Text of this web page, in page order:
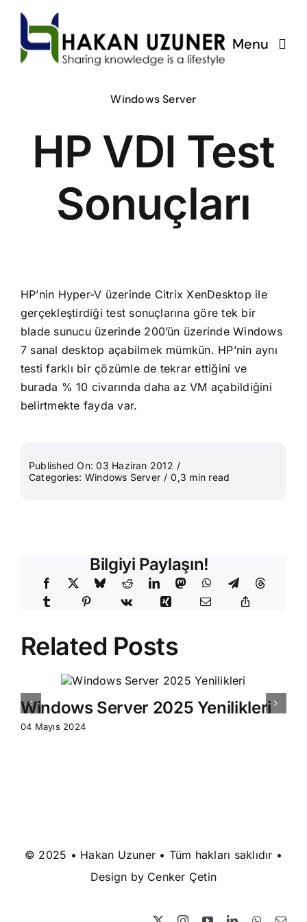
content
Menu
Windows Server
HP VDI Test
Sonuçları
HP’nin Hyper-V üzerinde Citrix XenDesktop ile
gerçekleştirdiğitest sonuçlarına göre tek bir
blade sunucu üzerinde 200’ün üzerinde Windows
7 sanal desktop açabilmek mümkün. HP’nin aynı
testi farklı bir çözümle de tekrar ettiğini ve
burada % 10 civarında daha az VM açabildiğini
belirtmekte fayda var.
Published On: 03 Haziran 2012 /
Categories: Windows Server / 0,3 min read
Bilgiyi Paylaşın!
Related Posts
Windows Server 2025 Yenilikleri
04 Mayıs 2024
© 2025 • Hakan Uzuner • Tüm hakları saklıdır •
Design by Cenker Çetin